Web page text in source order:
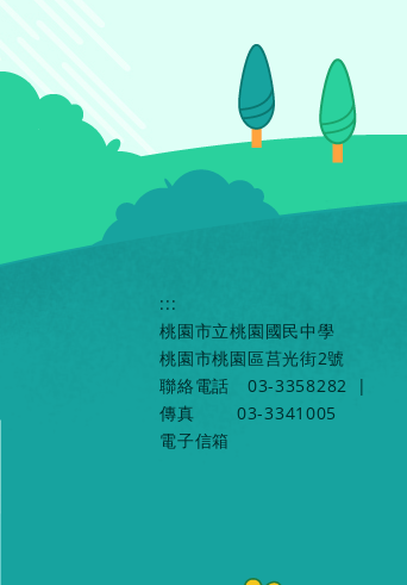
:::
桃園市立桃園國民中學
桃園市桃園區莒光街2號
聯絡電話
03-3358282
|
傳真
03-3341005
電子信箱